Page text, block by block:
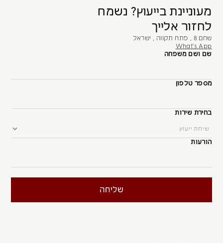
שם ושם משפחה
מספר טלפון
בחירת שירות
הורעות
שחם 8 , פתח תקווה , ישראל
What's App
מעוניינת בייעוץ? נשמח
לחזור אלייך